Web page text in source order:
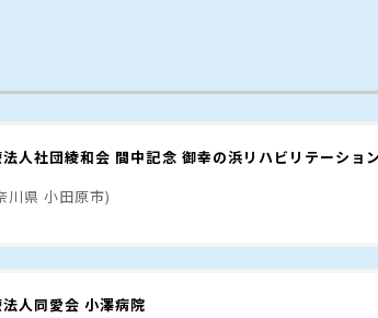
法人社団綾和会 間中記念 御幸の浜リハビリテーショ
川県 小田原市)
法人同愛会 小澤病院